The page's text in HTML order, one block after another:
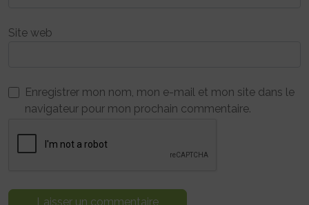
Site web
Enregistrer mon nom, mon e-mail et mon site dans le
navigateur pour mon prochain commentaire.